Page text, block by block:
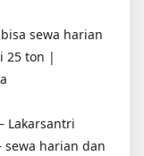
sewa harian
25 ton |
Lakarsantri
sewa harian dan